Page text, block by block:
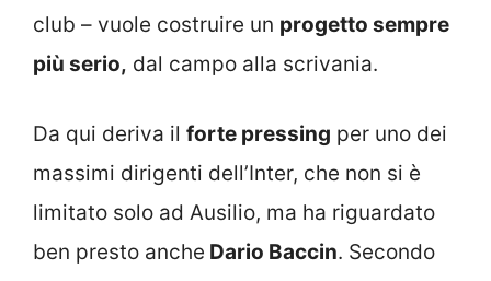
club – vuole costruire un progetto sempre
più serio, dal campo alla scrivania.
Da qui deriva il forte pressing per uno dei
massimi dirigenti dell’Inter, che non si è
limitato solo ad Ausilio, ma ha riguardato
ben presto anche Dario Baccin. Secondo